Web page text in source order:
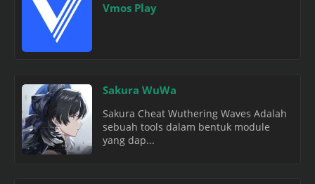
Vmos Play
Sakura WuWa
Sakura Cheat Wuthering Waves Adalah
sebuah tools dalam bentuk module
yang dap...